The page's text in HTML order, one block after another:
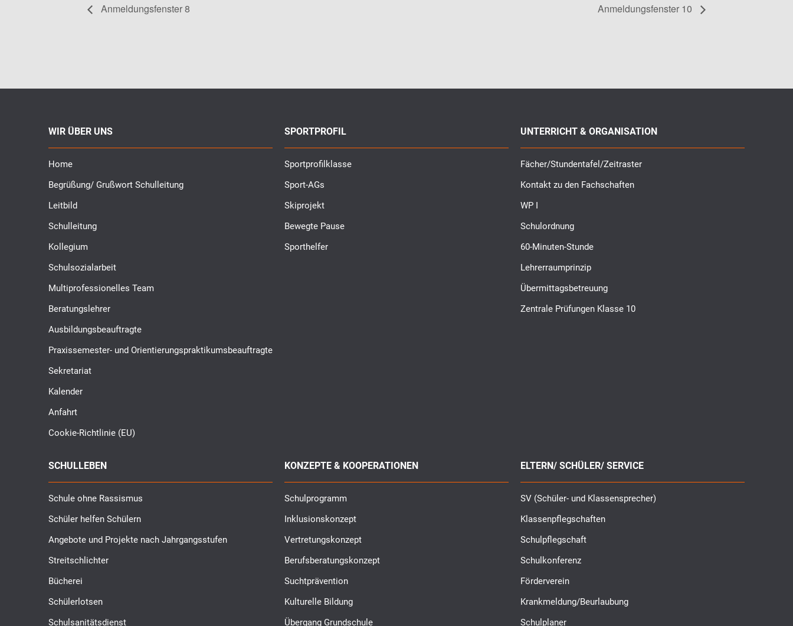
Anmeldungsfenster 8 Anmeldungsfenster 10
WIR ÜBER UNS
Home
Begrüßung/ Grußwort Schulleitung
Leitbild
Schulleitung
Kollegium
Schulsozialarbeit
Multiprofessionelles Team
Beratungslehrer
Ausbildungsbeauftragte
Praxissemester- und Orientierungspraktikumsbeauftragte
Sekretariat
Kalender
Anfahrt
Cookie-Richtlinie (EU)
SPORTPROFIL
Sportprofilklasse
Sport-AGs
Skiprojekt
Bewegte Pause
Sporthelfer
UNTERRICHT & ORGANISATION
Fächer/Stundentafel/Zeitraster
Kontakt zu den Fachschaften
WP I
Schulordnung
60-Minuten-Stunde
Lehrerraumprinzip
Übermittagsbetreuung
Zentrale Prüfungen Klasse 10
SCHULLEBEN
Schule ohne Rassismus
Schüler helfen Schülern
Angebote und Projekte nach Jahrgangsstufen
Streitschlichter
Bücherei
Schülerlotsen
Schulsanitätsdienst
KONZEPTE & KOOPERATIONEN
Schulprogramm
Inklusionskonzept
Vertretungskonzept
Berufsberatungskonzept
Suchtprävention
Kulturelle Bildung
Übergang Grundschule
ELTERN/ SCHÜLER/ SERVICE
SV (Schüler- und Klassensprecher)
Klassenpflegschaften
Schulpflegschaft
Schulkonferenz
Förderverein
Krankmeldung/Beurlaubung
Schulplaner